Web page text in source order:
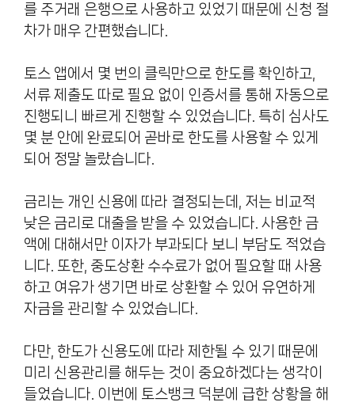
를 주거래 은행으로 사용하고 있었기 때문에 신청 절
차가 매우 간편했습니다.
토스 앱에서 몇 번의 클릭만으로 한도를 확인하고,
서류 제출도 따로 필요 없이 인증서를 통해 자동으로
진행되니 빠르게 진행할 수 있었습니다. 특히 심사도
몇 분 안에 완료되어 곧바로 한도를 사용할 수 있게
되어 정말 놀랐습니다.
금리는 개인 신용에 따라 결정되는데, 저는 비교적
낮은 금리로 대출을 받을 수 있었습니다. 사용한 금
액에 대해서만 이자가 부과되다 보니 부담도 적었습
니다. 또한, 중도상환 수수료가 없어 필요할 때 사용
하고 여유가 생기면 바로 상환할 수 있어 유연하게
자금을 관리할 수 있었습니다.
다만, 한도가 신용도에 따라 제한될 수 있기 때문에
미리 신용관리를 해두는 것이 중요하겠다는 생각이
들었습니다. 이번에 토스뱅크 덕분에 급한 상황을 해